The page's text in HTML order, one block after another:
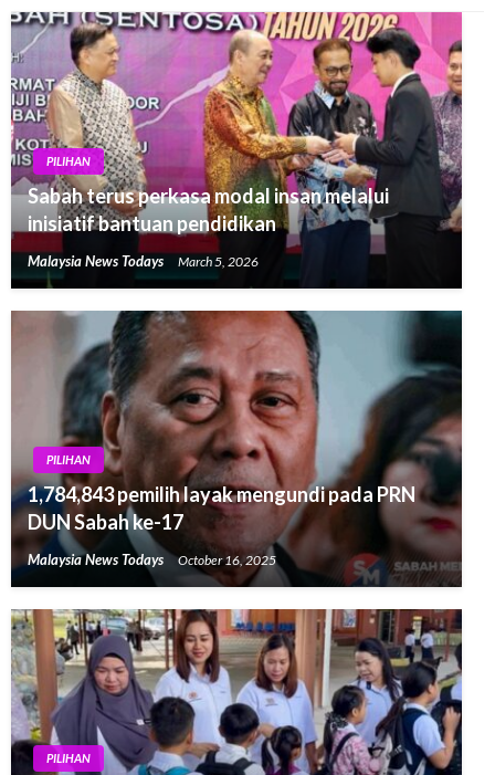
PILIHAN
Sabah terus perkasa modal insan melalui
inisiatif bantuan pendidikan
Malaysia News Todays March 5, 2026
PILIHAN
1,784,843 pemilih layak mengundi pada PRN
DUN Sabah ke-17
Malaysia News Todays October 16, 2025
PILIHAN